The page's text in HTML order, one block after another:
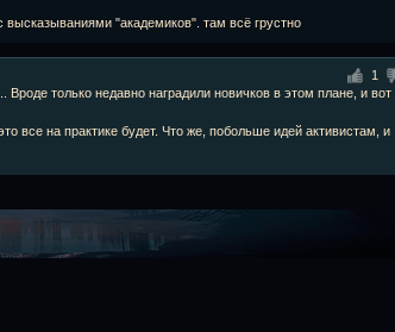
высказываниями "академиков". там всё грустно
1
Вроде только недавно наградили новичков в этом плане, и вот
все на практике будет. Что же, побольше идей активистам, и